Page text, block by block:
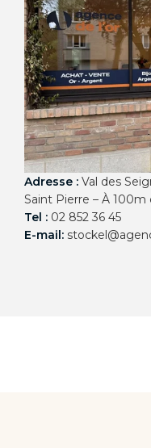
Adresse : Val des
Saint Pierre – À
Tel : 02 852 36 45
E-mail: